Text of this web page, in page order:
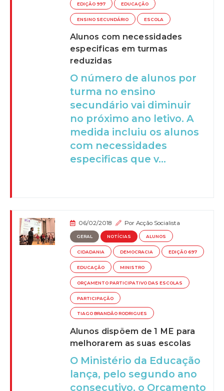
EDIÇÃO 997 EDUCAÇÃO
ENSINO SECUNDÁRIO ESCOLA
Alunos com necessidades
especificas em turmas
reduzidas
O número de alunos por
turma no ensino
secundário vai diminuir
no próximo ano letivo. A
medida incluiu os alunos
com necessidades
especificas que v...
06/02/2018 PorAcção Socialista
GERAL NOTÍCIAS ALUNOS
CIDADANIA DEMOCRACIA EDIÇÃO 697
EDUCAÇÃO MINISTRO
ORÇAMENTO PARTICIPATIVO DAS ESCOLAS
PARTICIPAÇÃO
TIAGO BRANDÃO RODRIGUES
Alunos dispõem de 1 ME para
melhorarem as suas escolas
O Ministério da Educação
lança, pelo segundo ano
consecutivo, o Orçamento